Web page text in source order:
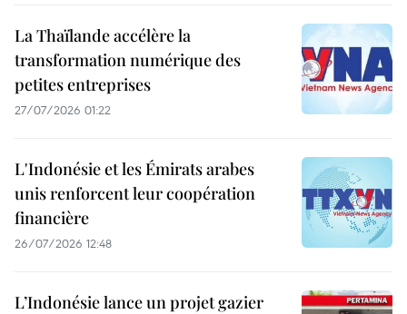
La Thaïlande accélère la
transformation numérique des
petites entreprises
27/07/2026 01:22
L'Indonésie et les Émirats arabes
unis renforcent leur coopération
financière
26/07/2026 12:48
L’Indonésie lance un projet gazier